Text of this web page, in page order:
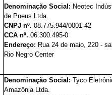
Denominação Social: Neotec
de Pneus Ltda.
CNPJ nº.08.775.944/0001-42
CCA nº.06.300.495-0
Endereço: Rua 24 de maio, 220 -
Rio Negro Center
Denominação Social: Tyco
Amazônia Ltda.